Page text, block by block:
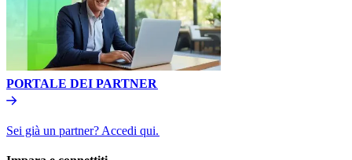
PORTALE DEI PARTNER​​
Sei già un partner? Accedi qui.​​